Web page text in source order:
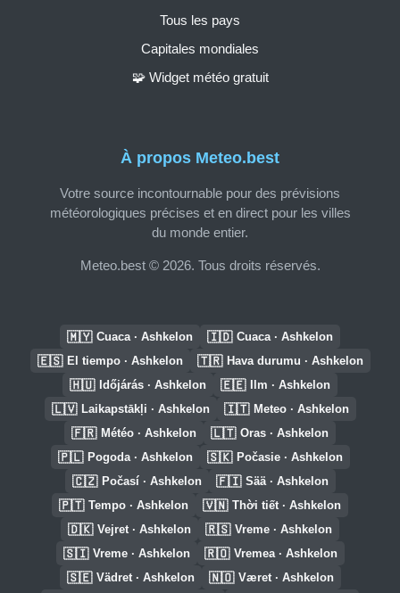
À propos Meteo.best
Votre source incontournable pour des prévisions
météorologiques précises et en direct pour les villes
du monde entier.
Meteo.best © 2026. Tous droits réservés.
Tous les pays
Capitales mondiales
🧩 Widget météo gratuit
🇲🇾 Cuaca · Ashkelon 🇮🇩 Cuaca · Ashkelon
🇪🇸 El tiempo · Ashkelon 🇹🇷 Hava durumu · Ashkelon
🇭🇺 Időjárás · Ashkelon 🇪🇪 Ilm · Ashkelon
🇱🇻 Laikapstākļi · Ashkelon 🇮🇹 Meteo · Ashkelon
🇫🇷 Météo · Ashkelon 🇱🇹 Oras · Ashkelon
🇵🇱 Pogoda · Ashkelon 🇸🇰 Počasie · Ashkelon
🇨🇿 Počasí · Ashkelon 🇫🇮 Sää · Ashkelon
🇵🇹 Tempo · Ashkelon 🇻🇳 Thời tiết · Ashkelon
🇩🇰 Vejret · Ashkelon 🇷🇸 Vreme · Ashkelon
🇸🇮 Vreme · Ashkelon 🇷🇴 Vremea · Ashkelon
🇸🇪 Vädret · Ashkelon 🇳🇴 Været · Ashkelon